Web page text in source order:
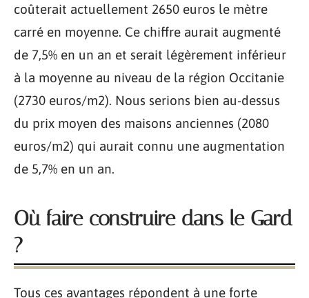
coûterait actuellement 2650 euros le mètre
carré en moyenne. Ce chiffre aurait augmenté
de 7,5% en un an et serait légèrement inférieur
à la moyenne au niveau de la région Occitanie
(2730 euros/m2). Nous serions bien au-dessus
du prix moyen des maisons anciennes (2080
euros/m2) qui aurait connu une augmentation
de 5,7% en un an.
Où faire construire dans le Gard
?
Tous ces avantages répondent à une forte